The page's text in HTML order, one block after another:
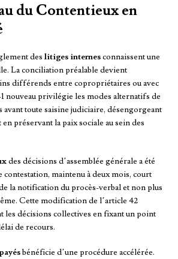
du Contentieux en
des litiges internesconnaissent une
La conciliation préalable devient
différends entre copropriétaires ou avec
nouveau privilégie les modes alternatifs de
toute saisine judiciaire, désengorgeant
préservant la paix sociale au sein des
des décisions d’assemblée générale a été
contestation, maintenu à deux mois, court
la notification du procès-verbal et non plus
Cette modification de l’article 42
les décisions collectives en fixant un point
de recours.
bénéficie d’une procédure accélérée.